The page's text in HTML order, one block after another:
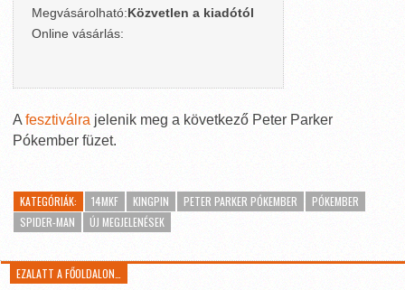
Megvásárolható:Közvetlen a kiadótól
Online vásárlás:
Afesztiválra jelenik meg a következő Peter Parker
Pókember füzet.
KATEGÓRIÁK: 14MKF KINGPIN PETER PARKER PÓKEMBER
PÓKEMBER
SPIDER-MAN
ÚJ MEGJELENÉSEK
EZALATT A FŐOLDALON…